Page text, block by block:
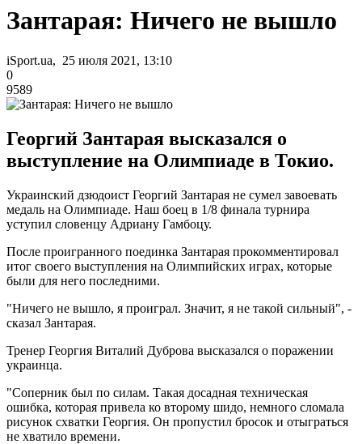
Зантарая: Ничего не вышло
iSport.ua, 25 июля 2021, 13:10
0
9589
Георгий Зантарая высказался о
выступление на Олимпиаде в Токио.
Украинский дзюдоист Георгий Зантарая не сумел завоевать
медаль на Олимпиаде. Наш боец в 1/8 финала турнира
уступил словенцу Адриану Гамбоцу.
После проигранного поединка Зантарая прокомментировал
итог своего выступления на Олимпийских играх, которые
были для него последними.
"Ничего не вышло, я проиграл. Значит, я не такой сильный", -
сказал Зантарая.
Тренер Георгия Виталий Дуброва высказался о поражении
украинца.
"Соперник был по силам. Такая досадная техническая
ошибка, которая привела ко второму шидо, немного сломала
рисунок схватки Георгия. Он пропустил бросок и отыграться
не хватило времени.